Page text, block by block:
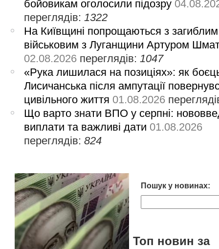
бойовикам оголосили підозру
переглядів: 1322
На Київщині попрощаються з загиблим
військовим з Луганщини Артуром
02.08.2026 переглядів: 1047
«Рука лишилася на позиціях»: як
Лисичанська після ампутації
цивільного життя 01.08.2026
Що варто знати ВПО у серпні:
виплати та важливі дати 01.08.2026
переглядів:824
Пошук у новинах:
Топ новин за